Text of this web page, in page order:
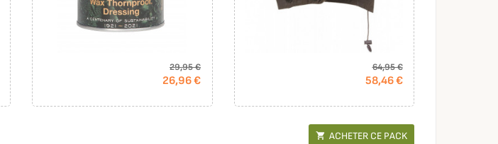
29,95 €
26,96 €
64,95 €
58,46 €
 ACHETER CE PACK